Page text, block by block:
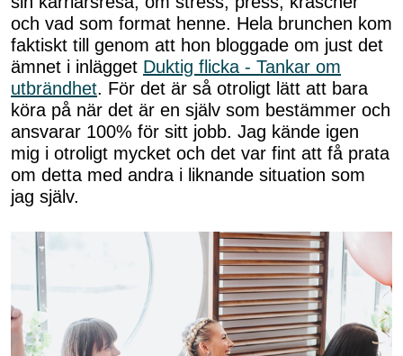
och vad som format henne. Hela brunchen kom
faktiskt till genom att hon bloggade om just det
ämnet i inlägget Duktig flicka - Tankar om
utbrändhet. För det är så otroligt lätt att bara
köra på när det är en själv som bestämmer och
ansvarar 100% för sitt jobb. Jag kände igen
mig i otroligt mycket och det var fint att få prata
om detta med andra i liknande situation som
jag själv.